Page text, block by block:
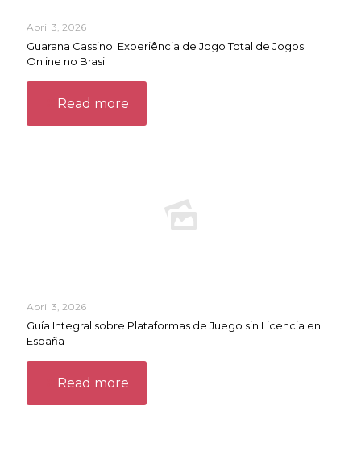
April 3, 2026
Guarana Cassino: Experiência de Jogo Total de Jogos
Online no Brasil
Read more
April 3, 2026
Guía Integral sobre Plataformas de Juego sin Licencia en
España
Read more